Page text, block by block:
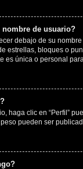
de usuario?
debajo de su
estrellas, bloques o
es única o personal
haga clic en “Perfil”
pueden ser